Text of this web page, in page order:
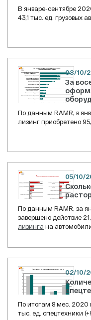
В январе-сентябре
43,1 тыс. ед. грузовых
08/10/
За
По данным RAMR, в
лизинг приобретено
05/10/
По данным RAMR, за
завершено действие
лизинга на
02/10/
По итогам 8 мес. 2020
тыс. ед. спецтехники